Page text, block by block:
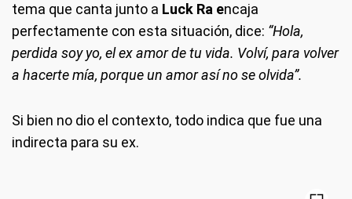
tema que canta junto a Luck Ra encaja
perfectamente con esta situación, dice: “Hola,
perdida soy yo, el ex amor de tu vida. Volví, para volver
a hacerte mía, porque un amor así no se olvida”.
Si bien no dio el contexto, todo indica que fue una
indirecta para su ex.